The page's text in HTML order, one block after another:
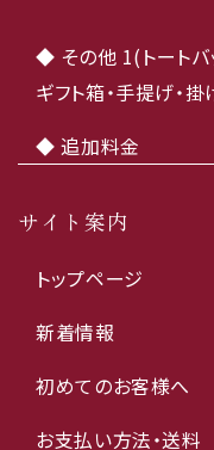
◆ その他 1(トートバ
ギフト箱・手提げ・
◆ 追加料金
サイト案内
トップページ
新着情報
初めてのお客様へ
お支払い方法・送料